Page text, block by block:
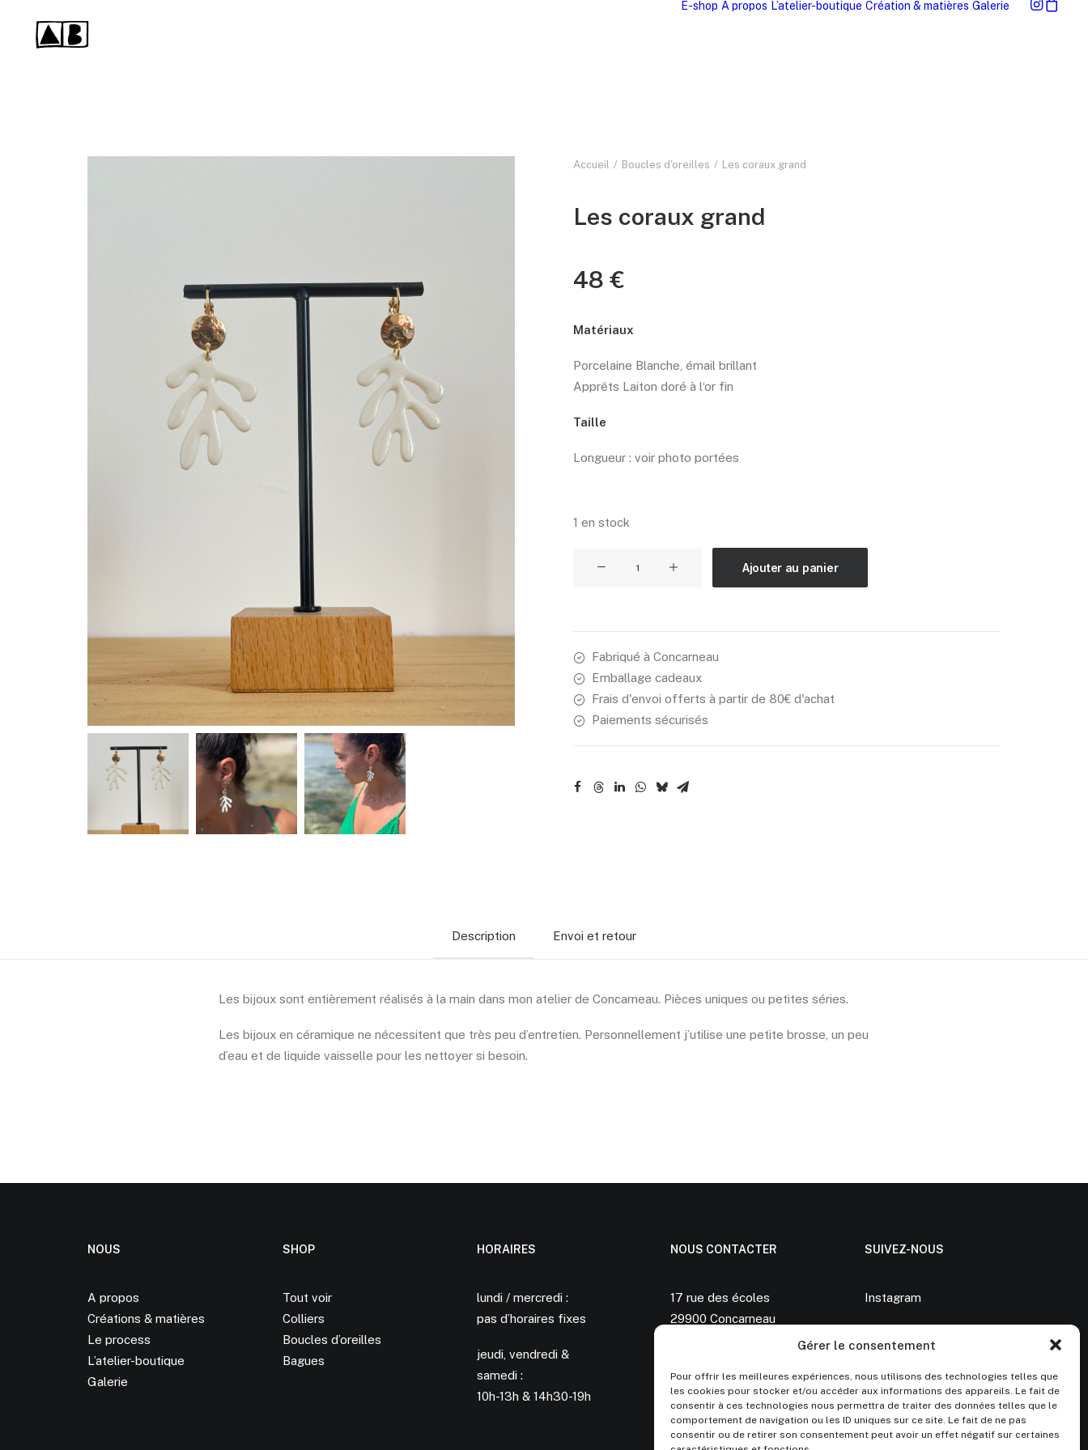
Gérer le consentement
Pour offrir les meilleures expériences, nous utilisons des technologies telles que
les cookies pour stocker et/ou accéder aux informations des appareils. Le fait de
consentir à ces technologies nous permettra de traiter des données telles que le
comportement de navigation ou les ID uniques sur ce site. Le fait de ne pas
consentir ou de retirer son consentement peut avoir un effet négatif sur certaines
E-shop À propos L’atelier-boutique Création & matières Galerie
Accueil Boucles d'oreilles Les coraux grand
Les coraux grand
48 €
Matériaux
Porcelaine Blanche, émail brillant
Apprêts Laiton doré à l‘or fin
Taille
Longueur : voir photo portées
1 en stock
Ajouter au panier
Fabriqué à Concarneau
Emballage cadeaux
Frais d'envoi offerts à partir de 80€ d'achat
Paiements sécurisés
Description Envoi et retour
Les bijoux sont entièrement réalisés à la main dans mon atelier de Concarneau. Pièces uniques ou petites séries.
Les bijoux en céramique ne nécessitent que très peu d’entretien. Personnellement j’utilise une petite brosse, un peu
d’eau et de liquide vaisselle pour les nettoyer si besoin.
NOUS
A propos
Créations & matières
Le process
L’atelier-boutique
Galerie
SHOP
Tout voir
Colliers
Boucles d’oreilles
Bagues
HORAIRES
lundi / mercredi :
pas d’horaires fixes
jeudi, vendredi &
samedi :
10h-13h & 14h30-19h
NOUS CONTACTER
17 rue des écoles
29900 Concarneau
aurelie.blanz@gmail.com
SUIVEZ-NOUS
Instagram